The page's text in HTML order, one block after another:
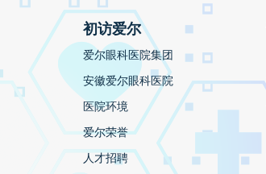
初访爱尔
爱尔眼科医院集团
安徽爱尔眼科医院
医院环境
爱尔荣誉
人才招聘